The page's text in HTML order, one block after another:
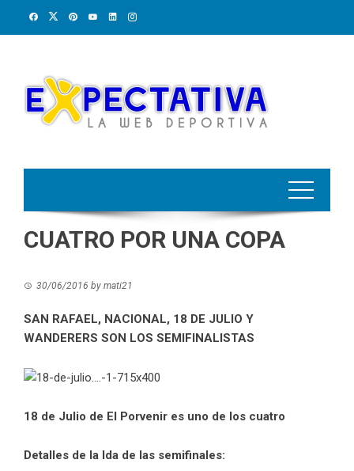
CUATRO POR UNA COPA
30/06/2016 by mati21
SAN RAFAEL, NACIONAL, 18 DE JULIO Y
WANDERERS SON LOS SEMIFINALISTAS
18 de Julio de El Porvenir es uno de los cuatro
Detalles de la Ida de las semifinales: